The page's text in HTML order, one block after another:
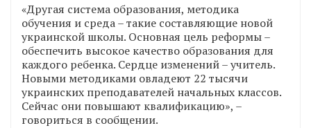
«Другая система образования, методика
обучения и среда – такие составляющие новой
украинской школы. Основная цель реформы –
обеспечить высокое качество образования для
каждого ребенка. Сердце изменений – учитель.
Новыми методиками овладеют 22 тысячи
украинских преподавателей начальных классов.
Сейчас они повышают квалификацию», –
говориться в сообщении.